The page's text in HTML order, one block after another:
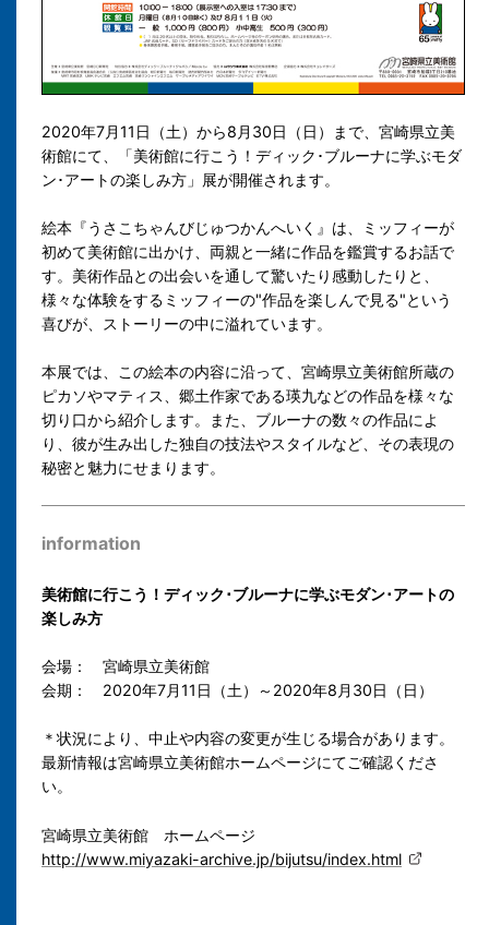
2020年7月11日（土）から8月30日（日）まで、宮崎県立美
術館にて、「美術館に行こう！ディック･ブルーナに学ぶモダ
ン･アートの楽しみ方」展が開催されます。
絵本『うさこちゃんびじゅつかんへいく』は、ミッフィーが
初めて美術館に出かけ、両親と一緒に作品を鑑賞するお話で
す。美術作品との出会いを通して驚いたり感動したりと、
様々な体験をするミッフィーの"作品を楽しんで見る"という
喜びが、ストーリーの中に溢れています。
本展では、この絵本の内容に沿って、宮崎県立美術館所蔵の
ピカソやマティス、郷土作家である瑛九などの作品を様々な
切り口から紹介します。また、ブルーナの数々の作品によ
り、彼が生み出した独自の技法やスタイルなど、その表現の
秘密と魅力にせまります。
information
美術館に行こう！ディック･ブルーナに学ぶモダン･アートの
楽しみ方
会場： 宮崎県立美術館
会期： 2020年7月11日（土）～2020年8月30日（日）
＊状況により、中止や内容の変更が生じる場合があります。
最新情報は宮崎県立美術館ホームページにてご確認くださ
い。
宮崎県立美術館 ホームページ
http://www.miyazaki-archive.jp/bijutsu/index.html